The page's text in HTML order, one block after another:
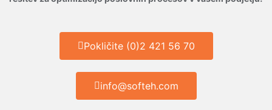
Pokličite (0)2 421 56 70
info@softeh.com